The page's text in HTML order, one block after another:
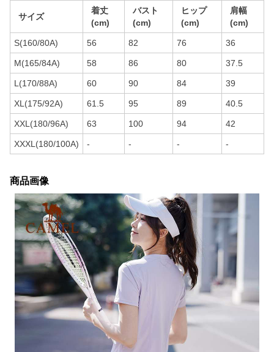
サイズ
着丈
(cm)
バスト
(cm)
ヒップ
(cm)
肩幅
(cm)
S(160/80A) 56 82 76 36
M(165/84A) 58 86 80 37.5
L(170/88A) 60 90 84 39
XL(175/92A) 61.5 95 89 40.5
XXL(180/96A) 63 100 94 42
XXXL(180/100A) - - - -
商品画像